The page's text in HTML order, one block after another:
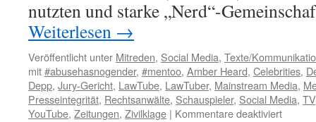
nutzten und starke „Nerd“-
Weiterlesen →
Veröffentlicht unter Mitreden, Social Media, Texte/
mit#abusehasnogender, #mentoo, Amber Heard, Celebrities,
Depp, Jury-Gericht, LawTube, LawTuber, Mainstream Media,
Presseintegrität, Rechtsanwälte, Schauspieler, Social Media, TV
YouTube, Zeitungen, Zivilklage | Kommentare deaktiviert